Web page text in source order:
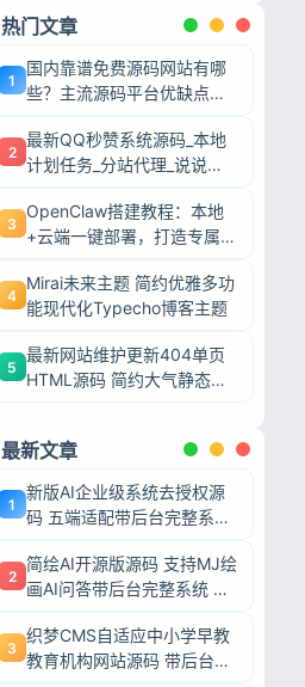
热门文章
1
国内靠谱免费源码网站有哪
些？主流源码平台优缺点深
2
最新QQ秒赞系统源码_本地
计划任务_分站代理_说说赞
3
OpenClaw搭建教程：本地
+云端一键部署，打造专属AI
4
Mirai未来主题 简约优雅多功
能现代化Typecho博客主题
5
最新网站维护更新404单页
HTML源码 简约大气静态模
最新文章
1
新版AI企业级系统去授权源
码 五端适配带后台完整系统
2
简绘AI开源版源码 支持MJ绘
画AI问答带后台完整系统 可
3
织梦CMS自适应中小学早教
教育机构网站源码 带后台完